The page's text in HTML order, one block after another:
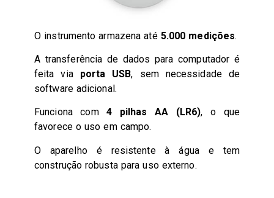
O instrumento armazena até 5.000 medições.
A transferência de dados para computador é
feita via porta USB, sem necessidade de
software adicional.
Funciona com4 pilhas AA (LR6), o que
favorece o uso em campo.
O aparelho é resistente à água e tem
construção robusta para uso externo.